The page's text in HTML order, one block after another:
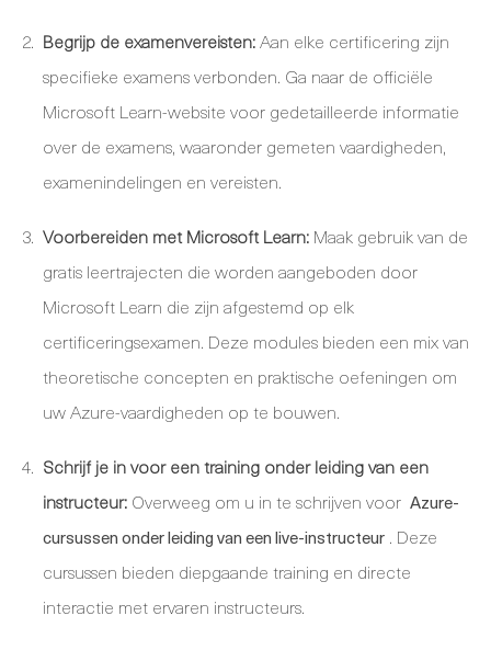
Begrijp de examenvereisten:Aan elke certificering zijn
specifieke examens verbonden. Ga naar de officiële
Microsoft Learn-website voor gedetailleerde informatie
over de examens, waaronder gemeten vaardigheden,
examenindelingen en vereisten.
Voorbereiden met Microsoft Learn: Maak gebruik van de
gratis leertrajecten die worden aangeboden door
Microsoft Learn die zijn afgestemd op elk
certificeringsexamen. Deze modules bieden een mix van
theoretische concepten en praktische oefeningen om
uw Azure-vaardigheden op te bouwen.
Schrijf je in voor een training onder leiding van een
instructeur: Overweeg om u in te schrijven voor Azure-
cursussen onder leiding van een live-instructeur . Deze
cursussen bieden diepgaande training en directe
interactie met ervaren instructeurs.